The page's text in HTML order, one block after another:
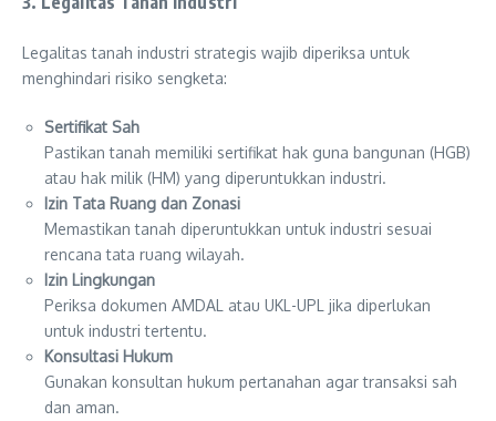
Legalitas tanah industri strategis wajib diperiksa untuk
menghindari risiko sengketa:
Sertifikat Sah
Pastikan tanah memiliki sertifikat hak guna bangunan (HGB)
atau hak milik (HM) yang diperuntukkan industri.
Izin Tata Ruang dan Zonasi
Memastikan tanah diperuntukkan untuk industri sesuai
rencana tata ruang wilayah.
Izin Lingkungan
Periksa dokumen AMDAL atau UKL-UPL jika diperlukan
untuk industri tertentu.
Konsultasi Hukum
Gunakan konsultan hukum pertanahan agar transaksi sah
dan aman.